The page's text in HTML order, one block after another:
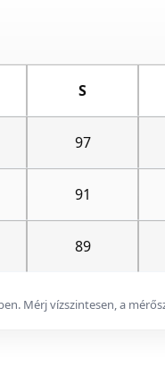
S
97
91
89
Mérj vízszintesen, a